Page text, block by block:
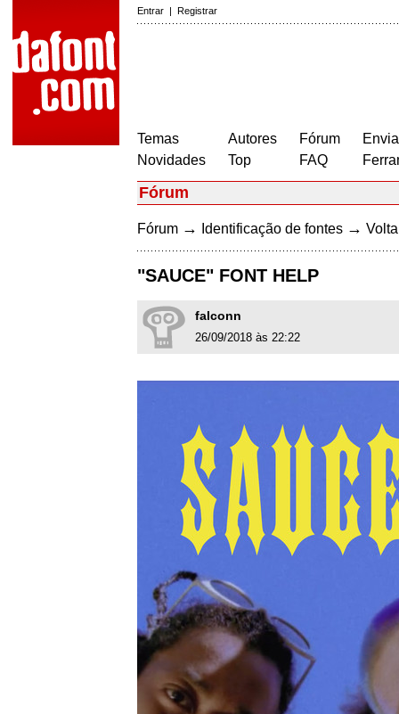
Entrar | Registrar
Temas
Novidades
Autores
Top
Fórum
FAQ
Fórum
Fórum → Identificação de fontes →
"SAUCE" FONT HELP
falconn
26/09/2018 às 22:22